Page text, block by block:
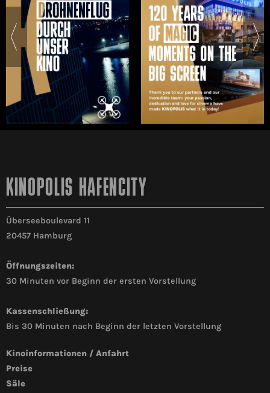
KINOPOLIS HAFENCITY
Überseeboulevard 11
20457 Hamburg
Öffnungszeiten:
30 Minuten vor Beginn der ersten Vorstellung
Kassenschließung:
Bis 30 Minuten nach Beginn der letzten Vorstellung
Kinoinformationen / Anfahrt
Preise
Säle